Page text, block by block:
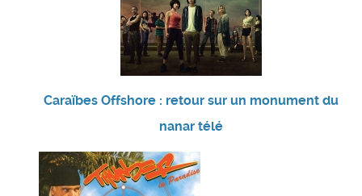
Caraïbes Offshore : retour sur un monument du
nanar télé